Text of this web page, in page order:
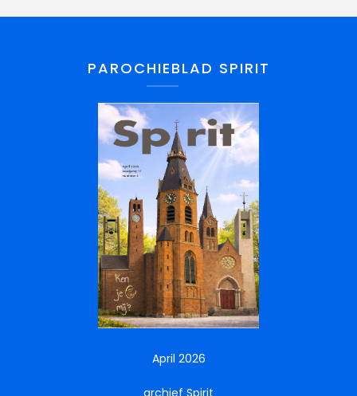
PAROCHIEBLAD SPIRIT
April 2026
archief Spirit